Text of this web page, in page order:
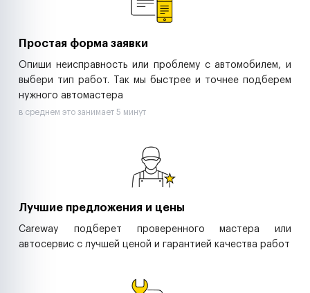
Простая форма заявки
Опиши неисправность или проблему с автомобилем, и
выбери тип работ. Так мы быстрее и точнее подберем
нужного автомастера
в среднем это занимает 5 минут
Лучшие предложения и цены
Careway подберет проверенного мастера или
автосервис с лучшей ценой и гарантией качества работ